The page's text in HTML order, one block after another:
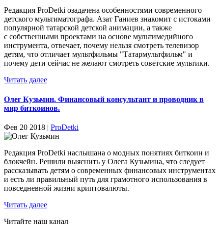
Редакция ProDetki озадачена особенностями современного
детского мультиматографа. Азат Ганиев знакомит с истоками
популярной татарской детской анимации, а также
с собственными проектами на основе мультимедийного
инструмента, отвечает, почему нельзя смотреть телевизор
детям, что отличает мультфильмы "Татармультфильм" и
почему дети сейчас не желают смотреть советские мультики.
Читать далее
Олег Кузьмин. Финансовый консультант и проводник в
мир биткоинов.
Фев 20 2018 | ProDetki
Редакция ProDetki наслышана о модных понятиях биткоин и
блокчейн. Решили выяснить у Олега Кузьмина, что следует
рассказывать детям о современных финансовых инструментах
и есть ли правильный путь для грамотного использования в
повседневной жизни криптовалюты.
Читать далее
Читайте наш канал